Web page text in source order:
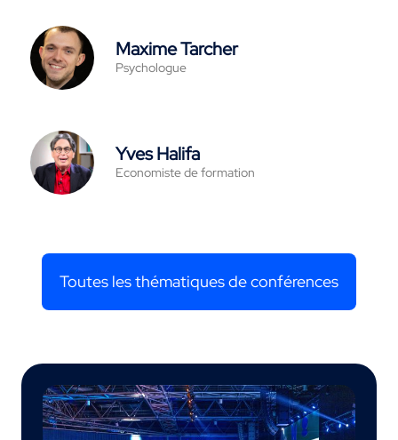
Maxime Tarcher
Psychologue
Yves Halifa
Economiste de formation
Toutes les thématiques de conférences